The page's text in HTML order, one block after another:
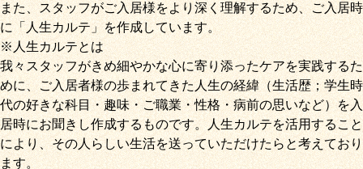
また、スタッフがご入居様をより深く理解するため、ご入居時
に「人生カルテ」を作成しています。
※人生カルテとは
我々スタッフがきめ細やかな心に寄り添ったケアを実践するた
めに、ご入居者様の歩まれてきた人生の経緯（生活歴；学生時
代の好きな科目・趣味・ご職業・性格・病前の思いなど）を入
居時にお聞きし作成するものです。人生カルテを活用すること
により、その人らしい生活を送っていただけたらと考えており
ます。